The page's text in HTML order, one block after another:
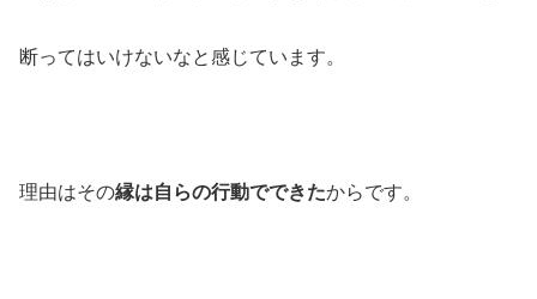
断ってはいけないなと感じています。
理由はその縁は自らの行動でできたからです。